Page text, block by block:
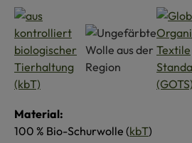
Material:
100 % Bio-Schurwolle (kbT)